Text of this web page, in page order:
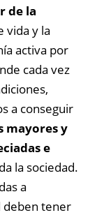
de la
vida y la
activa por
cada vez
a conseguir
mayores y
e
la sociedad.
a
deben tener